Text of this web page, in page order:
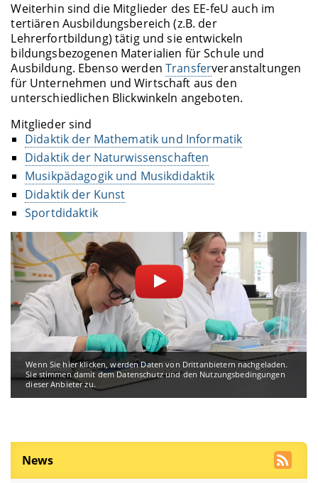
Weiterhin sind die Mitglieder des EE-feU auch im
tertiären Ausbildungsbereich (z.B. der
Lehrerfortbildung) tätig und sie entwickeln
bildungsbezogenen Materialien für Schule und
Ausbildung. Ebenso werdenTransferveranstaltungen
für Unternehmen und Wirtschaft aus den
unterschiedlichen Blickwinkeln angeboten.
Mitglieder sind
Didaktik der Mathematik und Informatik
Didaktik der Naturwissenschaften
Musikpädagogik und Musikdidaktik
Didaktik der Kunst
Sportdidaktik
Wenn Sie hier klicken, werden Daten von Drittanbietern nachgeladen.
Sie stimmen damit dem Datenschutz und den Nutzungsbedingungen
dieser Anbieter zu.
News